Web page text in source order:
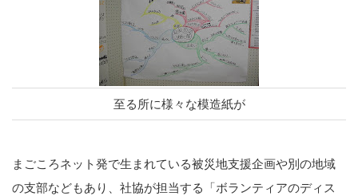
至る所に様々な模造紙が
まごころネット発で生まれている被災地支援企画や別の地域
の支部などもあり、社協が担当する「ボランティアのディス